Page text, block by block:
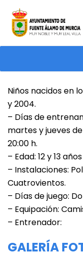
Niños nacidos en
y 2004.
– Días de
martes y jueves de
20:00 h.
– Edad: 12 y 13 años
– Instalaciones:
Cuatrovientos.
– Días de juego:
– Equipación:
– Entrenador:
GALERÍA